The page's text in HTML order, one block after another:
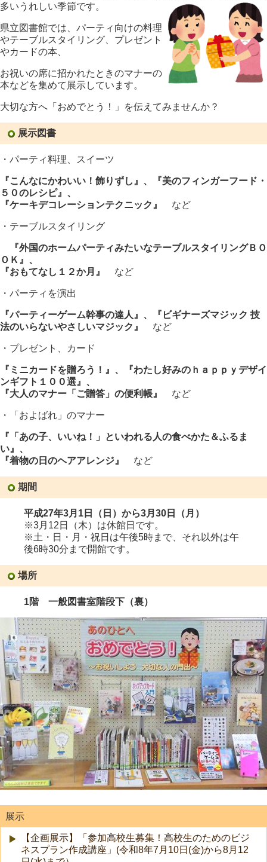
多いうれしい季節です。
県立図書館では、 パーティ向けの料理
やテーブルスタイリング
プレゼント
やカードの本、
お祝いの席に招かれたときのマナーの
本などを集めて展示しています。
大切な方へ 「おめでとう！」 を伝えてみませんか？
展示図書
・パーティ料理、スイーツ
『こんなにかわいい！飾りずし』、『美のフィンガーフード・
５０のレシピ』、
『ケーキデコレーションテクニック』
など
・テーブルスタイリング
『外国のホームパーティみたいなテーブルスタイリングＢＯ
ＯＫ 』、
『おもてなし１２か月』
など
・パーティを演出
『パーティーゲーム幹事の達人』、『ビギナーズマジック 技
法のいらないやさしいマジック』
など
・プレゼント、カード
『ミニカードを贈ろう！』、『わたし好みのｈａｐｐｙデザイ
ンギフト１００選』、
『大人のマナー「ご贈答」の便利帳』
など
・「およばれ」のマナー
『「あの子、いいね！」といわれる人の食べかた＆ふるま
い』、
『着物の日のヘアアレンジ』
など
期間
平成27年3月1日（日）から3月30日（月）
※3月12日（木）は休館日です。
※土・日・月・祝日は午後5時まで、それ以外は午
後6時30分まで開館です。
場所
1階 一般図書室階段下（裏）
展示
【企画展示】「参加高校生募集！高校生のためのビジ
ネスプラン作成講座」(令和8年7月10日(金)から8月12